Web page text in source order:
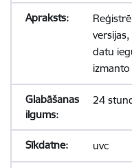
datu
izmanto
24
uvc